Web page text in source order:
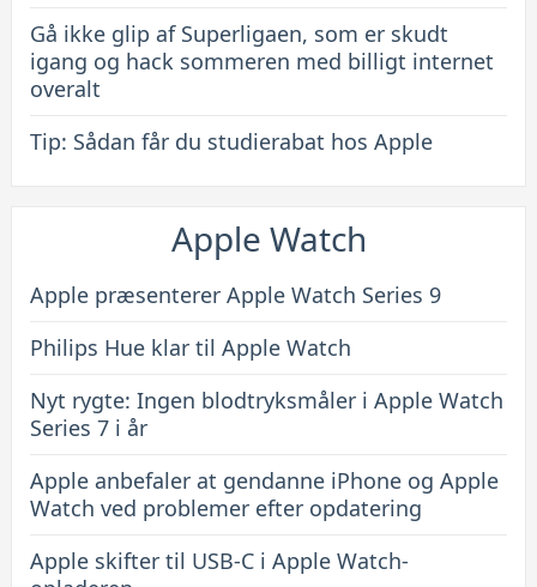
Gå ikke glip af Superligaen, som er skudt
igang og hack sommeren med billigt internet
overalt
Tip: Sådan får du studierabat hos Apple
Apple Watch
Apple præsenterer Apple Watch Series 9
Philips Hue klar til Apple Watch
Nyt rygte: Ingen blodtryksmåler i Apple Watch
Series 7 i år
Apple anbefaler at gendanne iPhone og Apple
Watch ved problemer efter opdatering
Apple skifter til USB-C i Apple Watch-